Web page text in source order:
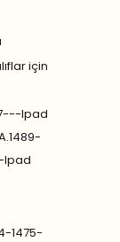
için
Ipad
Ipad
1475-